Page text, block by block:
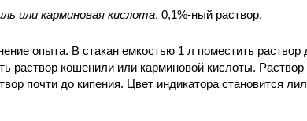
или карминовая кислота, 0,1%-ный раствор.
опыта. В стакан емкостью 1 л поместить
раствор кошенили или карминовой кислоты.
почти до кипения. Цвет индикатора становится